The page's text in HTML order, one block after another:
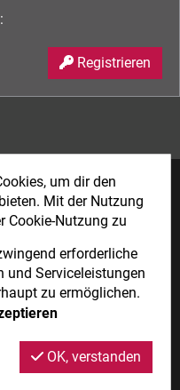
Registrieren
um dir den
Mit der Nutzung
Cookie-Nutzung zu
erforderliche
und Serviceleistungen
zu ermöglichen.
OK, verstanden